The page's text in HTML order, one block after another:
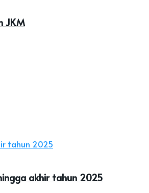
JKM
akhir tahun 2025